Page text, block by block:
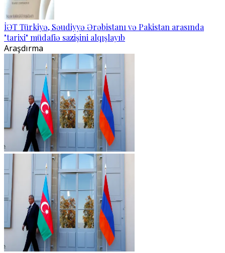
İƏT Türkiyə, Səudiyyə Ərəbistanı və Pakistan arasında
"tarixi" müdafiə sazişini alqışlayıb
Araşdırma